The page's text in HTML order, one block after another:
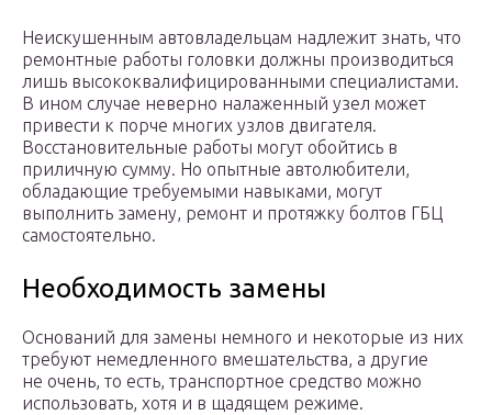
Неискушенным автовладельцам надлежит знать, что
ремонтные работы головки должны производиться
лишь высококвалифицированными специалистами.
В ином случае неверно налаженный узел может
привести к порче многих узлов двигателя.
Восстановительные работы могут обойтись в
приличную сумму. Но опытные автолюбители,
обладающие требуемыми навыками, могут
выполнить замену, ремонт и протяжку болтов ГБЦ
самостоятельно.
Необходимость замены
Оснований для замены немного и некоторые из них
требуют немедленного вмешательства, а другие
не очень, то есть, транспортное средство можно
использовать, хотя и в щадящем режиме.